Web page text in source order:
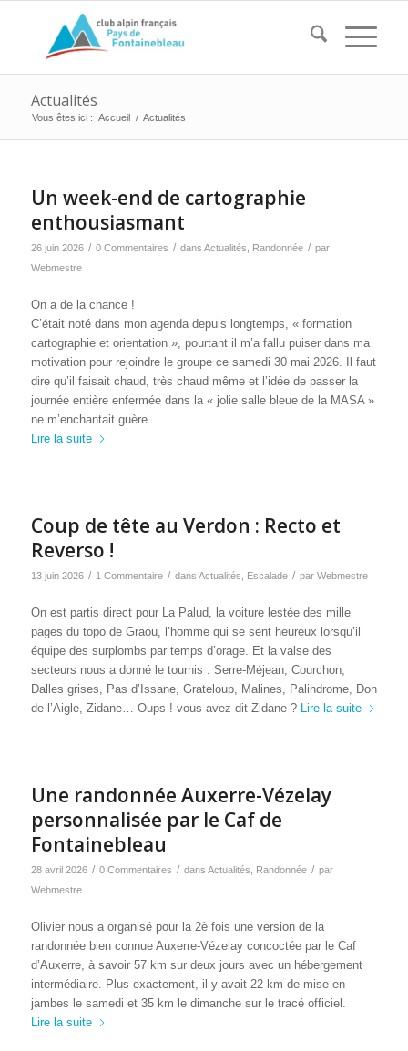
Actualités
Vous êtes ici : Accueil / Actualités
Un week-end de cartographie
enthousiasmant
26 juin 2026 / 0 Commentaires / dans Actualités Randonnée / par
Webmestre
On a de la chance !
C’était noté dans mon agenda depuis longtemps, « formation
cartographie et orientation », pourtant il m’a fallu puiser dans ma
motivation pour rejoindre le groupe ce samedi 30 mai 2026. Il faut
dire qu’il faisait chaud, très chaud même et l’idée de passer la
journée entière enfermée dans la « jolie salle bleue de la MASA »
ne m’enchantait guère.
Lire la suite
Coup de tête au Verdon : Recto et
Reverso !
13 juin 2026 / 1 Commentaire / dans Actualités Escalade / par Webmestre
On est partis direct pour La Palud, la voiture lestée des mille
pages du topo de Graou, l’homme qui se sent heureux lorsqu’il
équipe des surplombs par temps d’orage. Et la valse des
secteurs nous a donné le tournis : Serre-Méjean, Courchon,
Dalles grises, Pas d’Issane, Grateloup, Malines, Palindrome, Don
de l’Aigle, Zidane… Oups ! vous avez dit Zidane ? Lire la suite
Une randonnée Auxerre-Vézelay
personnalisée par le Caf de
Fontainebleau
28 avril 2026 / 0 Commentaires / dans Actualités Randonnée / par
Webmestre
Olivier nous a organisé pour la 2è fois une version de la
randonnée bien connue Auxerre-Vézelay concoctée par le Caf
d’Auxerre, à savoir 57 km sur deux jours avec un hébergement
intermédiaire. Plus exactement, il y avait 22 km de mise en
jambes le samedi et 35 km le dimanche sur le tracé officiel.
Lire la suite